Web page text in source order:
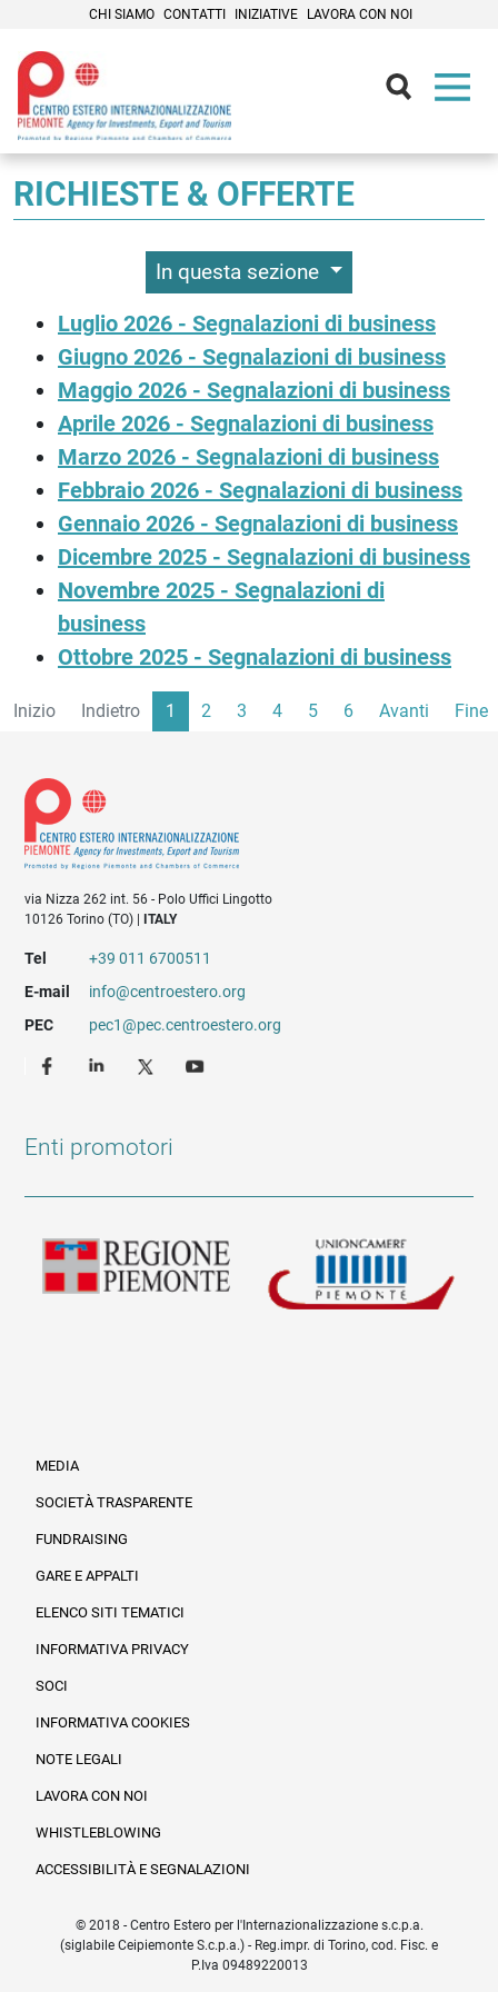
CHI SIAMO CONTATTI INIZIATIVE LAVORA CON NOI
RICHIESTE & OFFERTE
In questa sezione
Luglio 2026 - Segnalazioni di business
Giugno 2026 - Segnalazioni di business
Maggio 2026 - Segnalazioni di business
Aprile 2026 - Segnalazioni di business
Marzo 2026 - Segnalazioni di business
Febbraio 2026 - Segnalazioni di business
Gennaio 2026 - Segnalazioni di business
Dicembre 2025 - Segnalazioni di business
Novembre 2025 - Segnalazioni di
business
Ottobre 2025 - Segnalazioni di business
Inizio Indietro 1 2 3 4 5 6 Avanti Fine
via Nizza 262 int. 56 - Polo Uffici Lingotto
10126 Torino (TO) |
ITALY
Tel
+39 011 6700511
E-mail
info@centroestero.org
PEC
pec1@pec.centroestero.org
Enti promotori
MEDIA
SOCIETÀ TRASPARENTE
FUNDRAISING
GARE E APPALTI
ELENCO SITI TEMATICI
INFORMATIVA PRIVACY
SOCI
INFORMATIVA COOKIES
NOTE LEGALI
LAVORA CON NOI
WHISTLEBLOWING
ACCESSIBILITÀ E SEGNALAZIONI
© 2018 - Centro Estero per l'Internazionalizzazione s.c.p.a.
(siglabile Ceipiemonte S.c.p.a.) - Reg.impr. di Torino, cod. Fisc. e
P.Iva 09489220013